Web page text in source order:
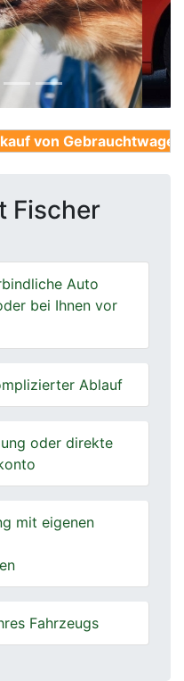
von
Fischer
Auto
bei Ihnen vor
Ablauf
oder direkte
mit eigenen
Fahrzeugs